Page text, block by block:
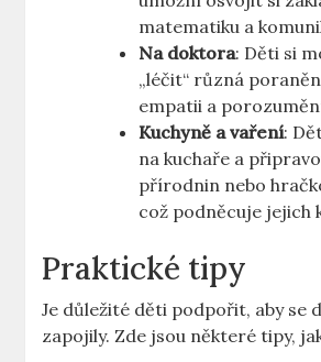
matematiku a
Na doktora: Děti si
„léčit“ různá
empatii a
Kuchyně a vaření:
na kuchaře a
přírodnin nebo
což podněcuje jejich
Praktické tipy
Je důležité děti podpořit, aby se
zapojily. Zde jsou některé tipy,